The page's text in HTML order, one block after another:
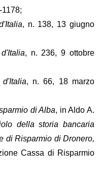
, n. 138, 13 giugno
, n. 236, 9 ottobre
, n. 66, 18 marzo
di Alba, in Aldo A.
della storia bancaria
di Risparmio di Dronero,
Cassa di Risparmio